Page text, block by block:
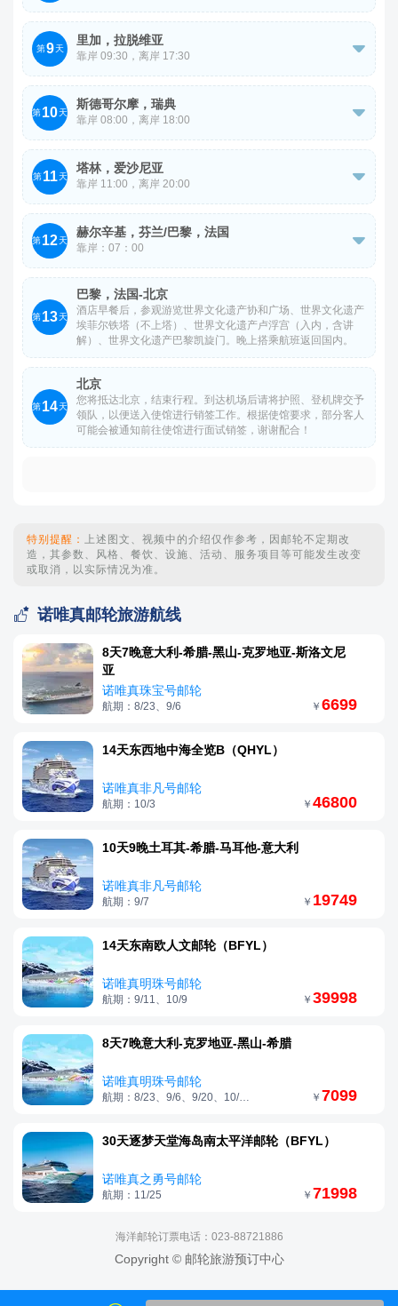
克，这里哥特式的彩色建筑就像是上帝手中的调色盘，整座
城市都是五光十色的文艺复兴风格古老房屋，美不胜收。
邮轮早餐后，游览世界文化遗产库尔斯沙嘴。远离城市喧
嚣，探索库尔斯沙嘴的自然美景。 克莱佩达位于立陶宛西
北部，是立陶宛第三大城市和最大的港口，是波罗的海东岸
纬度最高的不冻港。它的建筑景观，与德国、英国和丹麦的
建筑景观类似。
第9天
里加，拉脱维亚
靠岸 09:30，离岸 17:30

邮轮早餐后，参观游览自由纪念碑、拉脱维亚国家歌剧院
（外观）、世界文化遗产里加古城、里加圣彼得教堂（外
观）。 拉脱维亚首都里加，是波罗的海 3 国最大的城市，
被称为“波罗的海跳动的心脏”和“北方巴黎”。里加是一座有
着 800 多年历史的中世纪古城，曾是汉萨同盟主要商业城
市,其历史中心被列入世界遗产名录，新艺术建筑在世界上
是第一无二。
第10天
斯德哥尔摩，瑞典
靠岸 08:00，离岸 18:00

邮轮早餐后，参观斯德哥尔摩市政厅（入内）、斯德哥尔摩
大教堂(外观）、斯德哥尔摩王宫（外观）、皇后大街。 斯
德哥尔摩是座漂浮在海上的城市，被形象地称为北方威尼
斯，她历经 700 多年历史痕迹的雕琢， 几乎从未遭受战争
破坏。
第 11天
塔林，爱沙尼亚
靠岸 11:00，离岸 20:00

邮轮早餐后，参观游览歌谣祭广场、亚历山大涅夫斯基东正
教堂（外观）、塔林老城区、市政厅（外观）。 爱沙尼亚
首都塔林，是北欧唯一一座保持着中世纪外貌和格调的城
市，是汉萨同盟封建堡垒的独特典范。世界文化遗产-塔林
老城区，保存着许多的历史古迹，有城堡、教堂等 13 至 15
世纪的古建筑，还有中世纪建造的古城墙、塔和古堡，它们
第12天
赫尔辛基，芬兰/巴黎，法国
靠岸：07：00

邮轮早餐后，办理离船手续，游览邬斯佩斯基大教堂（入
内）、石室教堂（入内）、阿曼达雕像、西贝柳斯公园（入
内）、露天市场参观游览。尔后前往机场搭乘客机飞往法国
参考航班：AY1581 赫尔辛基-巴黎 20:30-22:35 飞行时间
约 3 小时 5 分
第13天
巴黎，法国-北京
酒店早餐后，参观游览世界文化遗产协和广场、世界文化遗产
埃菲尔铁塔（不上塔）、世界文化遗产卢浮宫（入内，含讲
解）、世界文化遗产巴黎凯旋门。晚上搭乘航班返回国内。
第14天
北京
您将抵达北京，结束行程。到达机场后请将护照、登机牌交予
领队，以便送入使馆进行销签工作。根据使馆要求，部分客人
可能会被通知前往使馆进行面试销签，谢谢配合！
特别提醒：
上述图文、视频中的介绍仅作参考，因邮轮不定期改
造，其参数、风格、餐饮、设施、活动、服务项目等可能发生改变
或取消，以实际情况为准。
 诺唯真邮轮旅游航线
8天7晚意大利-希腊-黑山-克罗地亚-斯洛文尼
亚
诺唯真珠宝号邮轮
航期：8/23、9/6 ￥ 6699
14天东西地中海全览B（QHYL）
诺唯真非凡号邮轮
航期：10/3 ￥ 46800
10天9晚土耳其-希腊-马耳他-意大利
诺唯真非凡号邮轮
航期：9/7 ￥ 19749
14天东南欧人文邮轮（BFYL）
诺唯真明珠号邮轮
航期：9/11、10/9 ￥ 39998
8天7晚意大利-克罗地亚-黑山-希腊
诺唯真明珠号邮轮
航期：8/23、9/6、9/20、10/4、10/18 ￥ 7099
30天逐梦天堂海岛南太平洋邮轮（BFYL）
诺唯真之勇号邮轮
航期：11/25 ￥ 71998
海洋邮轮订票电话：023-88721886
Copyright © 邮轮旅游预订中心